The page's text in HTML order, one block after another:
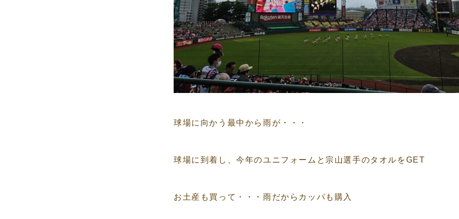
球場に向かう最中から雨が・・・
球場に到着し、今年のユニフォームと宗山選手のタオルをGET
お土産も買って・・・雨だからカッパも購入